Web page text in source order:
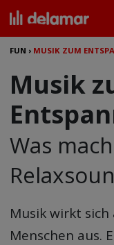
FUN › MUSIK ZUM
Musik
Was
Musik wirkt
Menschen aus.